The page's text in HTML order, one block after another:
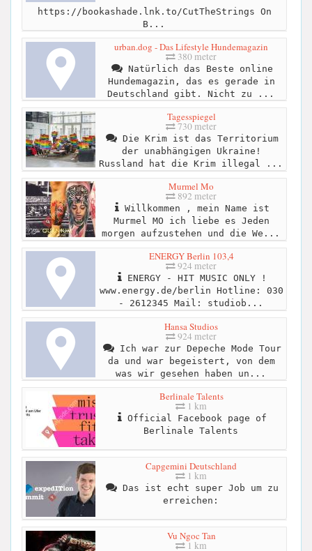
https://bookashade.lnk.to/CutTheStrings On
B...
urban.dog - Das Lifestyle Hundemagazin
380 meter
Natürlich das Beste online
Hundemagazin, das es gerade in
Deutschland gibt. Nicht zu ...
Tagesspiegel
730 meter
Die Krim ist das Territorium
der unabhängigen Ukraine!
Russland hat die Krim illegal ...
Murmel Mo
892 meter
Willkommen , mein Name ist
Murmel MO ich liebe es Jeden
morgen aufzustehen und die We...
ENERGY Berlin 103,4
924 meter
ENERGY - HIT MUSIC ONLY !
www.energy.de/berlin Hotline: 030
- 2612345 Mail: studiob...
Hansa Studios
924 meter
Ich war zur Depeche Mode Tour
da und war begeistert, von dem
was wir gesehen haben un...
Berlinale Talents
1 km
Official Facebook page of
Berlinale Talents
Capgemini Deutschland
1 km
Das ist echt super Job um zu
erreichen:
Vu Ngoc Tan
1 km